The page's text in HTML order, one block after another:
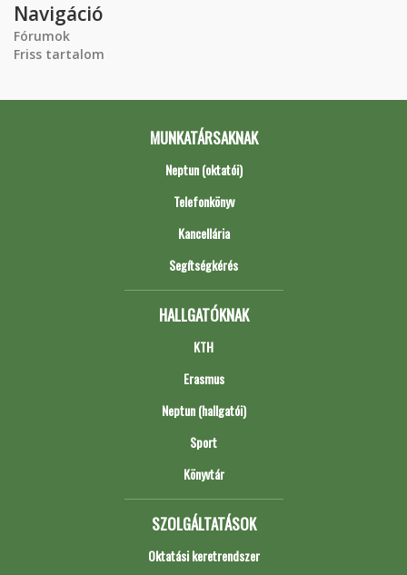
Navigáció
Fórumok
Friss tartalom
MUNKATÁRSAKNAK
Neptun (oktatói)
Telefonkönyv
Kancellária
Segítségkérés
HALLGATÓKNAK
KTH
Erasmus
Neptun (hallgatói)
Sport
Könyvtár
SZOLGÁLTATÁSOK
Oktatási keretrendszer